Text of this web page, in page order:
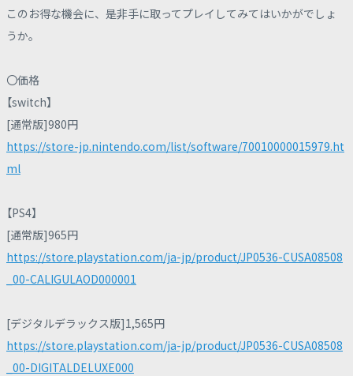
このお得な機会に、是非手に取ってプレイしてみてはいかがでしょ
うか。
〇価格
【switch】
[通常版]980円
https://store-jp.nintendo.com/list/software/70010000015979.ht
ml
【PS4】
[通常版]965円
https://store.playstation.com/ja-jp/product/JP0536-CUSA08508
_00-CALIGULAOD000001
[デジタルデラックス版]1,565円
https://store.playstation.com/ja-jp/product/JP0536-CUSA08508
_00-DIGITALDELUXE000